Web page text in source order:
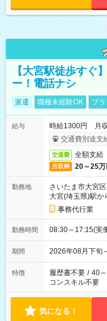
【大宮駅徒歩すぐ
ー！電話ナシ
派遣 職種未経験OK ブ
給与
時給1300円 月
交通費別途支
交通費 全額支給
月収例 20～25万
勤務地
さいたま市大宮区
大宮(埼玉県)駅か
事務代行業
勤務時間 08:30～17:15(実
期間 2026年08月下
特徴 履歴書不要 / 40
コンスキル不要
気になる！